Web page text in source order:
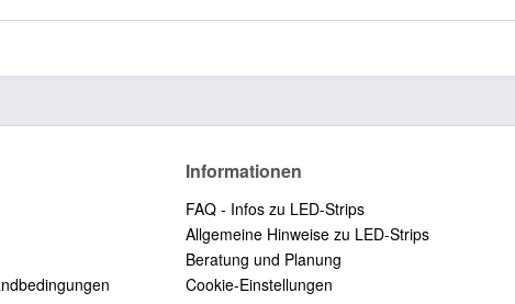
Informationen
FAQ - Infos zu LED-Strips
Allgemeine Hinweise zu LED-Strips
Beratung und Planung
Cookie-Einstellungen